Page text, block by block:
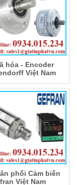
hóa - Encoder
Việt Nam
phối Cảm biến
Việt Nam